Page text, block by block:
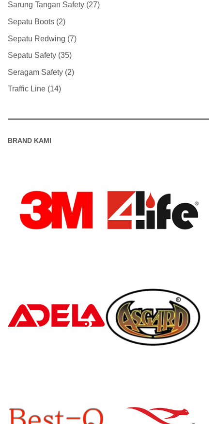
Sarung Tangan Safety 27
Sepatu Boots 2
Sepatu Redwing 7
Sepatu Safety 35
Seragam Safety 2
Traffic Line 14
BRAND KAMI